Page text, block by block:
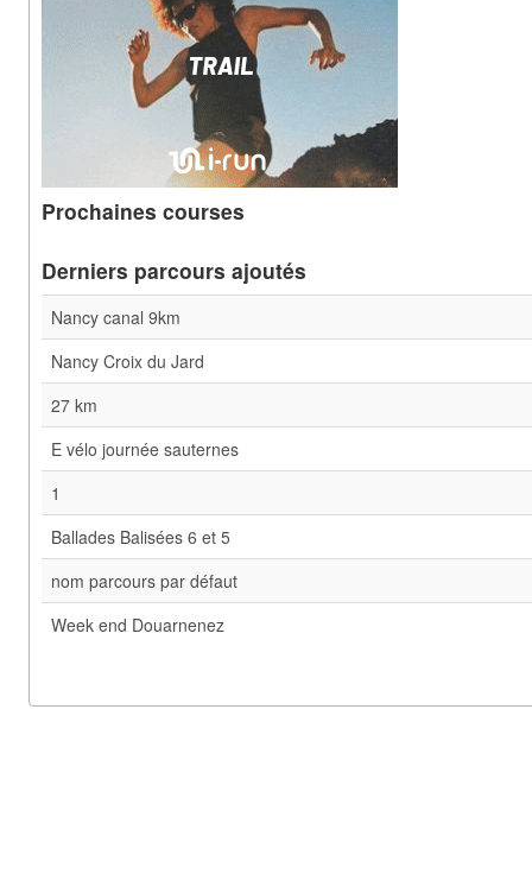
Prochaines courses
Derniers parcours ajoutés
Nancy canal 9km
Nancy Croix du Jard
27 km
E vélo journée sauternes
1
Ballades Balisées 6 et 5
nom parcours par défaut
Week end Douarnenez